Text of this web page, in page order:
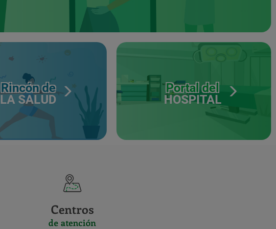
Rincón de
LA SALUD
Portal del
HOSPITAL
Centros
de atención